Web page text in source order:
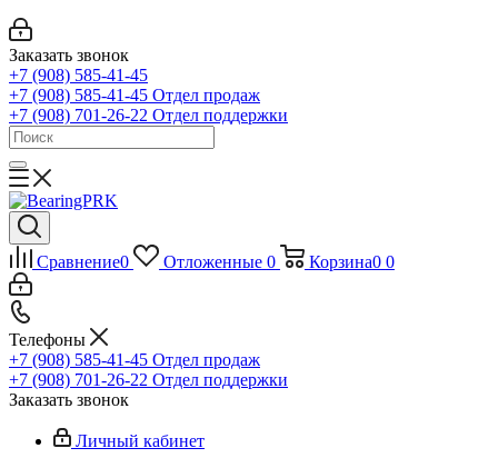
Заказать звонок
+7 (908) 585-41-45
+7 (908) 585-41-45 Отдел продаж
+7 (908) 701-26-22 Отдел поддержки
Сравнение0 Отложенные 0 Корзина0 0
Телефоны
+7 (908) 585-41-45 Отдел продаж
+7 (908) 701-26-22 Отдел поддержки
Заказать звонок
Личный кабинет